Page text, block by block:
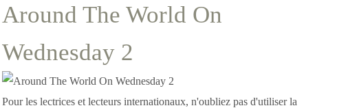
Around The World On
Wednesday 2
Pour les lectrices et lecteurs internationaux, n'oubliez pas d'utiliser la